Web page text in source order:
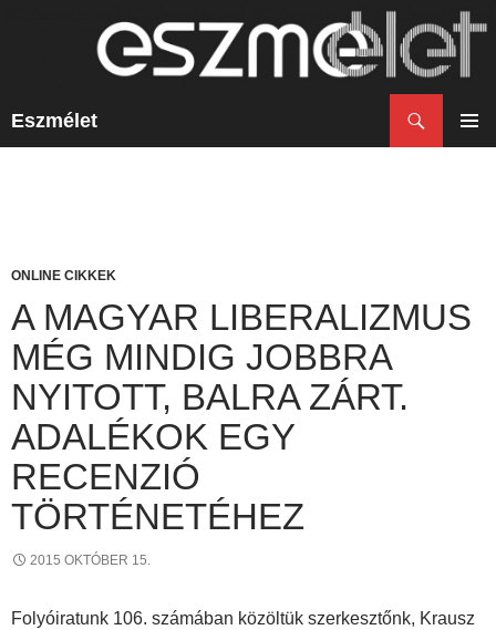
Eszmélet
ONLINE CIKKEK
A MAGYAR LIBERALIZMUS
MÉG MINDIG JOBBRA
NYITOTT, BALRA ZÁRT.
ADALÉKOK EGY
RECENZIÓ
TÖRTÉNETÉHEZ
2015 OKTÓBER 15.
Folyóiratunk 106. számában közöltük szerkesztőnk, Krausz